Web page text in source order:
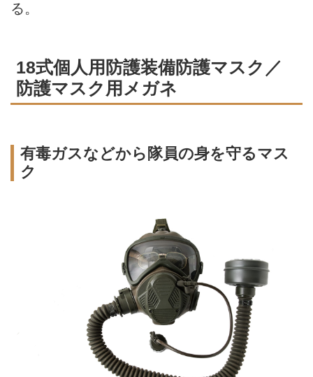
る。
18式個人用防護装備防護マスク／
防護マスク用メガネ
有毒ガスなどから隊員の身を守るマス
ク